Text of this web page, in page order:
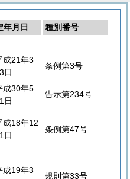
年月日
種別番号
21年3
日
条例第3号
30年5
日
告示第234号
18年12
日
条例第47号
19年3
規則第33号